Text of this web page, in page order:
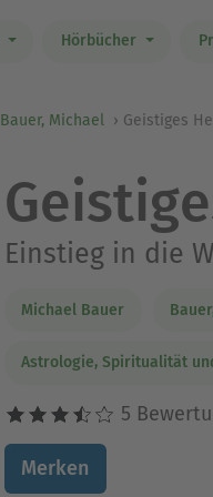
Hörbücher
Bauer, Michael Geistiges
Einstieg in die
Michael Bauer
Astrologie, Spiritualität
5
Merken